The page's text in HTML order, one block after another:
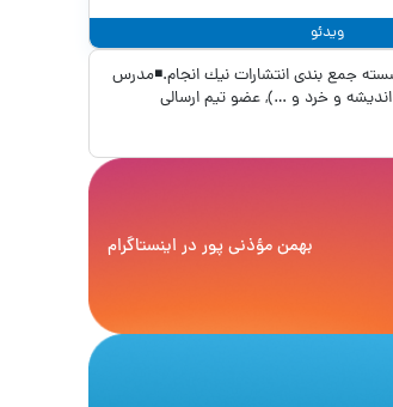
ویدئو
٨ كتاب رياضي گاج، رياضيات گسسته و هندسه انتشارات شبقره، مولف كتاب كار هندسه ٣ و هندسه پايه انتشارات ٢٠، مولف گسسته جمع بندی انتشارات نيك انجام.◾مدرس
انديشه و خرد و …), عضو تيم ارسالی
بهمن مؤذنی پور در اینستاگرام